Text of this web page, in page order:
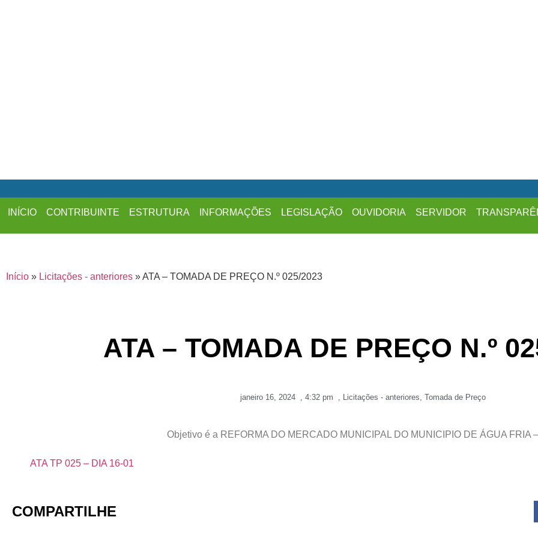
INÍCIO CONTRIBUINTE ESTRUTURA INFORMAÇÕES LEGISLAÇÃO OUVIDORIA SERVIDOR
Início » Licitações - anteriores »ATA – TOMADA DE PREÇO N.º 025/2023
ATA – TOMADA DE PREÇO N.º
janeiro 16, 2024 , 4:32 pm , Licitações - anteriores, Tomada de Preço
Objetivo é a REFORMA DO MERCADO MUNICIPAL DO MUNICIPIO DE ÁGUA FRIA
ATA TP 025 – DIA 16-01
COMPARTILHE